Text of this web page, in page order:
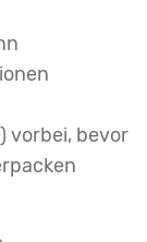
vorbei, bevor